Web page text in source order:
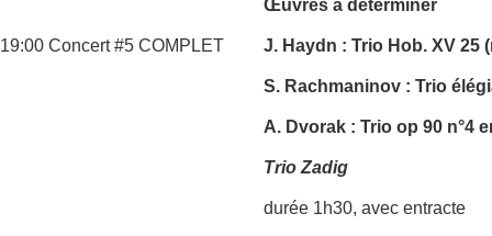
Œuvres à déterminer
19:00 Concert #5 COMPLET J. Haydn : Trio Hob. XV 25
S. Rachmaninov : Trio
A. Dvorak : Trio op 90 n°4
Trio Zadig
durée 1h30, avec entracte